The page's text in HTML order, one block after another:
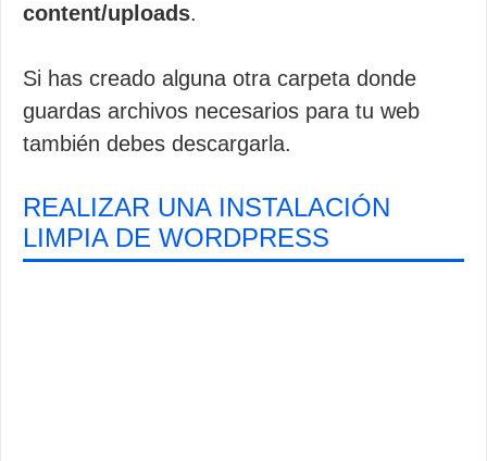
content/uploads.
Si has creado alguna otra carpeta donde
guardas archivos necesarios para tu web
también debes descargarla.
REALIZAR UNA INSTALACIÓN
LIMPIA DE WORDPRESS